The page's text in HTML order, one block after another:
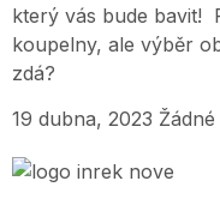
který vás bude bavit!
koupelny, ale výběr
zdá?
19 dubna, 2023